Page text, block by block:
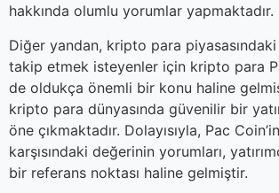
hakkında olumlu yorumlar yapmaktadır.
Diğer yandan, kripto para piyasasındaki
takip etmek isteyenler için kripto para
de oldukça önemli bir konu haline
kripto para dünyasında güvenilir bir
öne çıkmaktadır. Dolayısıyla, Pac
karşısındaki değerinin yorumları,
bir referans noktası haline gelmiştir.